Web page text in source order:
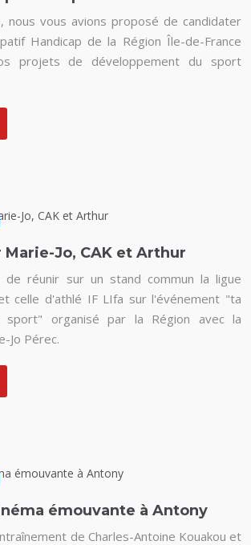
nous vous avions proposé de candidater
Handicap de la Région Île-de-France
projets de développement du sport
Marie-Jo, CAK et Arthur
de réunir sur un stand commun la ligue
celle d'athlé IF LIfa sur l'événement "ta
sport" organisé par la Région avec la
Jo Pérec.
émouvante à Antony
de Charles-Antoine Kouakou et